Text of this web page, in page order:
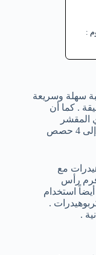
:
سهلة وسريعة
على المائدة في أقل من 30 دقيقة . كما أن
المقشر
والقرنبيط . يمكنك تقسيم هذة الوجبة بسهولة إلى 4 حصص
مع
فرم رأس
استخدام
.
.